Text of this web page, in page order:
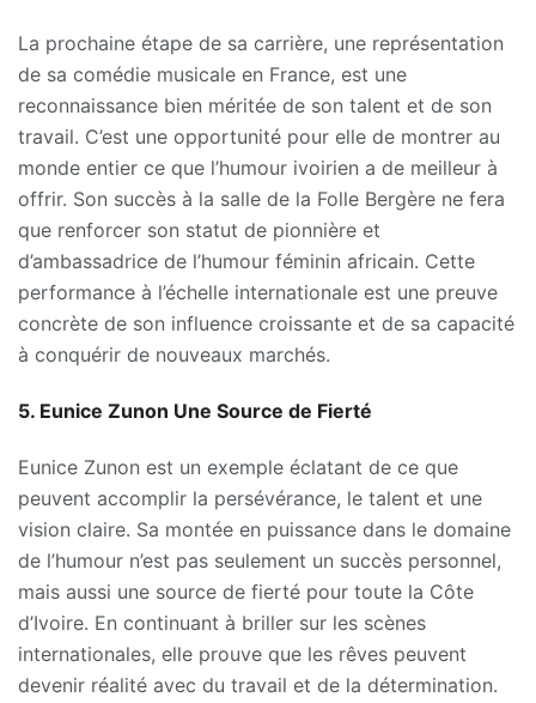
La prochaine étape de sa carrière, une représentation
de sa comédie musicale en France, est une
reconnaissance bien méritée de son talent et de son
travail. C’est une opportunité pour elle de montrer au
monde entier ce que l’humour ivoirien a de meilleur à
offrir. Son succès à la salle de la Folle Bergère ne fera
que renforcer son statut de pionnière et
d’ambassadrice de l’humour féminin africain. Cette
performance à l’échelle internationale est une preuve
concrète de son influence croissante et de sa capacité
à conquérir de nouveaux marchés.
5. Eunice Zunon Une Source de Fierté
Eunice Zunon est un exemple éclatant de ce que
peuvent accomplir la persévérance, le talent et une
vision claire. Sa montée en puissance dans le domaine
de l’humour n’est pas seulement un succès personnel,
mais aussi une source de fierté pour toute la Côte
d’Ivoire. En continuant à briller sur les scènes
internationales, elle prouve que les rêves peuvent
devenir réalité avec du travail et de la détermination.